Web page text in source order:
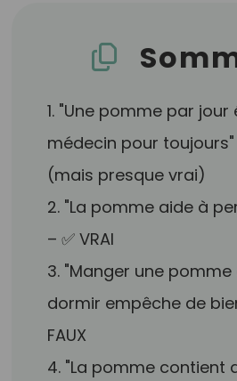
1. "Une pomme par jour
médecin pour toujours"
(mais presque vrai)
2. "La pomme aide à
– ✅ VRAI
3. "Manger une
dormir empêche de
FAUX
4. "La pomme contient